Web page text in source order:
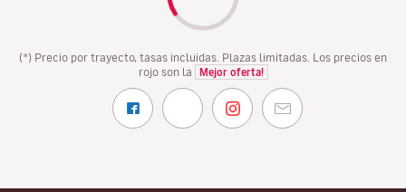
(*) Precio por trayecto, tasas incluidas. Plazas limitadas. Los precios en
rojo son la
Mejor oferta!